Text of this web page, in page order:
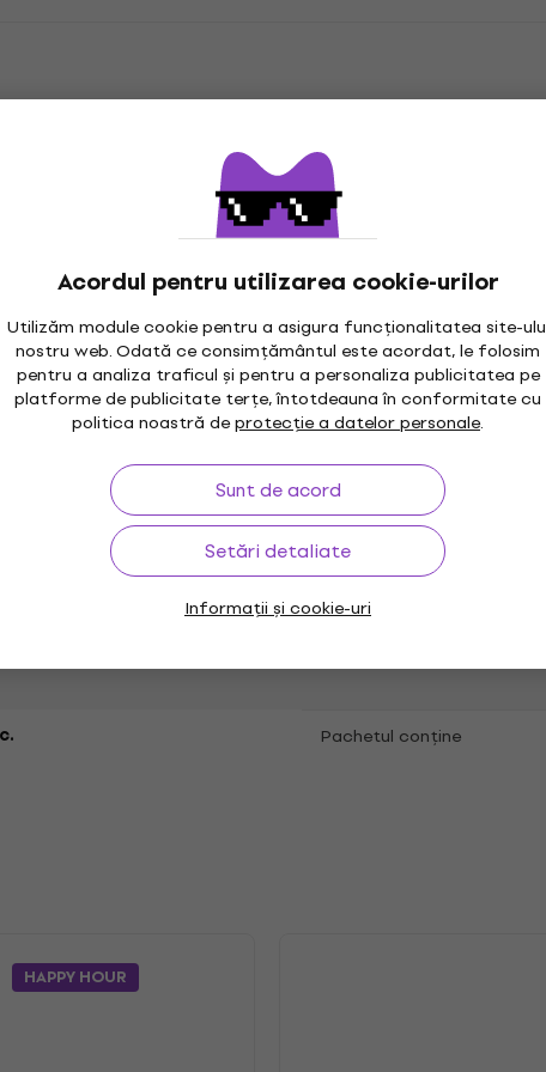
Acordul pentru utilizarea cookie-urilor
Utilizăm module cookie pentru a asigura funcționalitatea site-
nostru web. Odată ce consimțământul este acordat, le folosim
pentru a analiza traficul și pentru a personaliza publicitatea pe
platforme de publicitate terțe, întotdeauna în conformitate cu
politica noastră deprotecție a datelor personale.
Sunt de acord
Setări detaliate
Informații și cookie-uri
Colorat, LP disc,
Metal,Metal Subgen
Data publicării
Viteză
producătorului
Pachetul conține
HAPPY HOUR